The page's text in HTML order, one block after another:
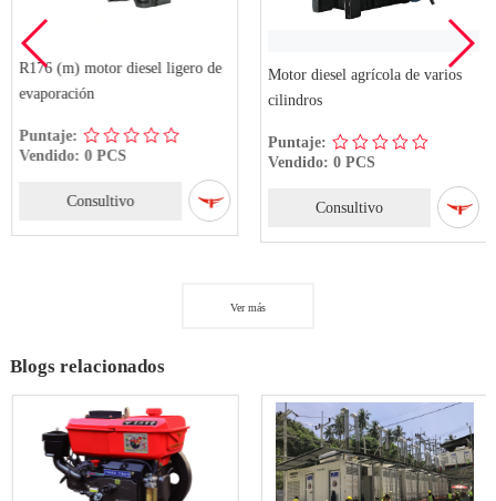
R176 (m) motor diesel ligero de
evaporación
Puntaje:
Vendido: 0 PCS
Consultivo
Motor diesel agrícola de varios
cilindros
Puntaje:
Vendido: 0 PCS
Consultivo
Ver más
Blogs relacionados